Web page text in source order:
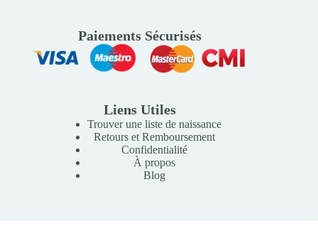
Paiements Sécurisés
Liens Utiles
Trouver une liste de naissance
Retours et Remboursement
Confidentialité
À propos
Blog